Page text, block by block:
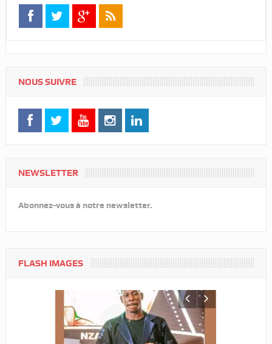
NOUS SUIVRE
NEWSLETTER
Abonnez-vous à notre newsletter.
FLASH IMAGES